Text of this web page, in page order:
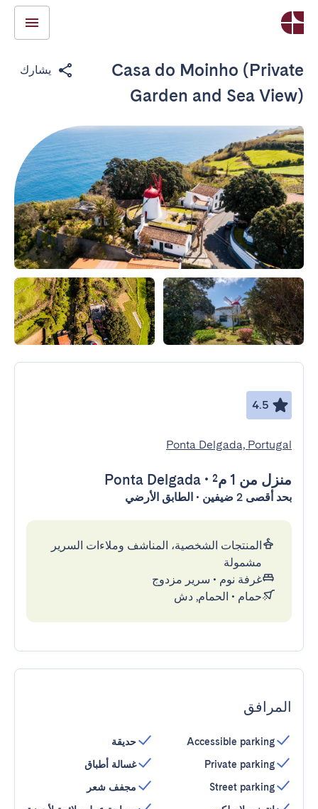
Casa do Moinho (Private
Garden and Sea View)
يشارك
4.5
Ponta Delgada, Portugal
منزل من 1 م² •
Ponta Delgada
بحد أقصى 2 ضيفين • الطابق الأرضي
المنتجات الشخصية، المناشف وملاءات السرير
مشمولة
غرفة نوم • سرير مزدوج
حمام • الحمام, دش
المرافق
Accessible parking
Private parking
Street parking
حديقة
غسالة أطباق
مجفف شعر